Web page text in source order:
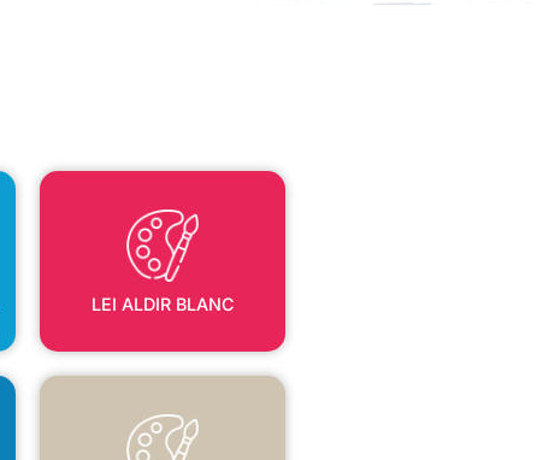
LEI ALDIR BLANC
LEI ALDIR BLANC
LEI PAULO GUSTAVO